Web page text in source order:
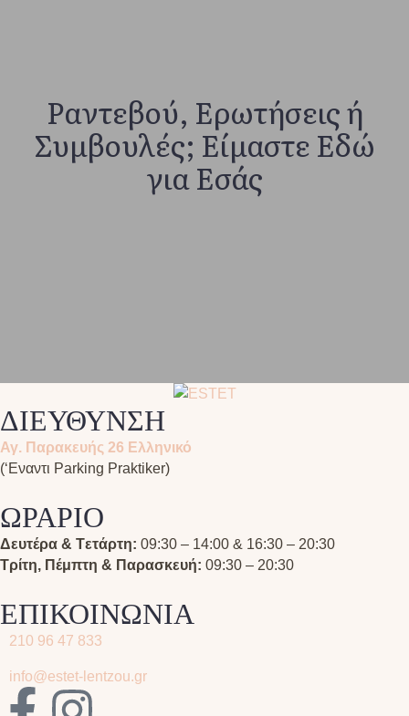
Ραντεβού, Ερωτήσεις ή
Συμβουλές; Είμαστε Εδώ
για Εσάς
ΔΙΕΥΘΥΝΣΗ
Αγ. Παρακευής 26 Ελληνικό
(‘Εναντι Parking Praktiker)
ΩΡΑΡΙΟ
Δευτέρα & Tετάρτη: 09:30 – 14:00 & 16:30 – 20:30
Τρίτη, Πέμπτη & Παρασκευή: 09:30 – 20:30
ΕΠΙΚΟΙΝΩΝΙΑ
210 96 47 833
info@estet-lentzou.gr